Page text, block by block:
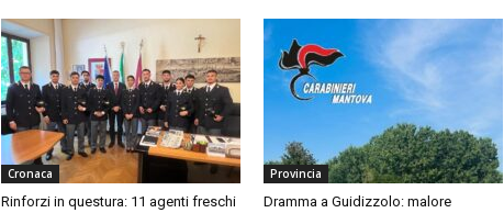
Cronaca
Rinforzi in questura: 11 agenti freschi
Provincia
Dramma a Guidizzolo: malore